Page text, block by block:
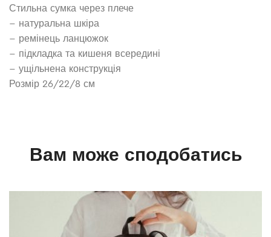
Стильна сумка через плече
– натуральна шкіра
– ремінець ланцюжок
– підкладка та кишеня всередині
– ущільнена конструкція
Розмір 26/22/8 см
Вам може сподобатись